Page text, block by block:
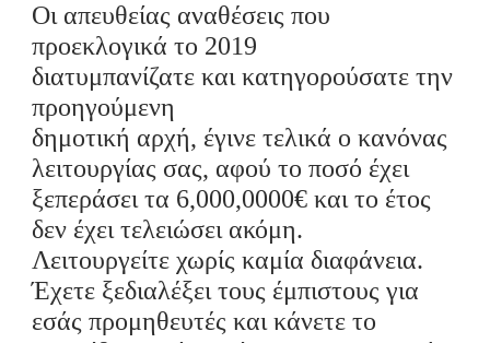
Οι απευθείας αναθέσεις που
προεκλογικά το 2019
διατυμπανίζατε και κατηγορούσατε την
προηγούμενη
δημοτική αρχή, έγινετελικά ο κανόνας
λειτουργίας σας, αφού το ποσό έχει
ξεπεράσει τα 6,000,0000€ και το έτος
δεν έχει τελειώσει ακόμη.
Λειτουργείτε χωρίς καμία διαφάνεια.
Έχετε ξεδιαλέξει τους έμπιστους για
εσάς προμηθευτές και κάνετε το